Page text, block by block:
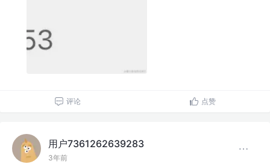
评论 点赞
用户7361262639283
3年前